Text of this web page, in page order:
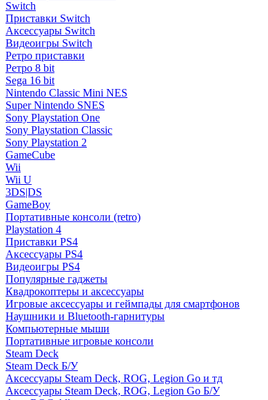
Switch
Приставки Switch
Аксессуары Switch
Видеоигры Switch
Ретро приставки
Ретро 8 bit
Sega 16 bit
Nintendo Classic Mini NES
Super Nintendo SNES
Sony Playstation One
Sony Playstation Classic
Sony Playstation 2
GameCube
Wii
Wii U
3DS|DS
GameBoy
Портативные консоли (retro)
Playstation 4
Приставки PS4
Аксессуары PS4
Видеоигры PS4
Популярные гаджеты
Квадрокоптеры и аксессуары
Игровые аксессуары и геймпады для смартфонов
Наушники и Bluetooth-гарнитуры
Компьютерные мыши
Портативные игровые консоли
Steam Deck
Steam Deck Б/У
Аксессуары Steam Deck, ROG, Legion Go и тд
Аксессуары Steam Deck, ROG, Legion Go Б/У